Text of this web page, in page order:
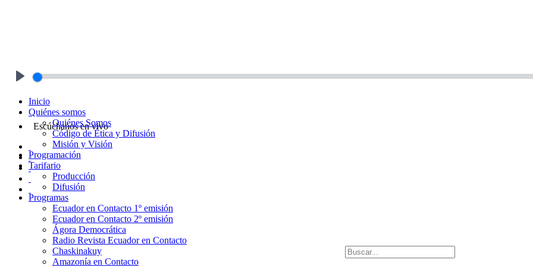
Escúchanos en vivo
Inicio
Quiénes somos
Quiénes Somos
Código de Ética y Difusión
Misión y Visión
Programación
Tarifario
Producción
Difusión
Programas
Ecuador en Contacto 1º emisión
Ecuador en Contacto 2º emisión
Ágora Democrática
Radio Revista Ecuador en Contacto
Chaskinakuy
Amazonía en Contacto